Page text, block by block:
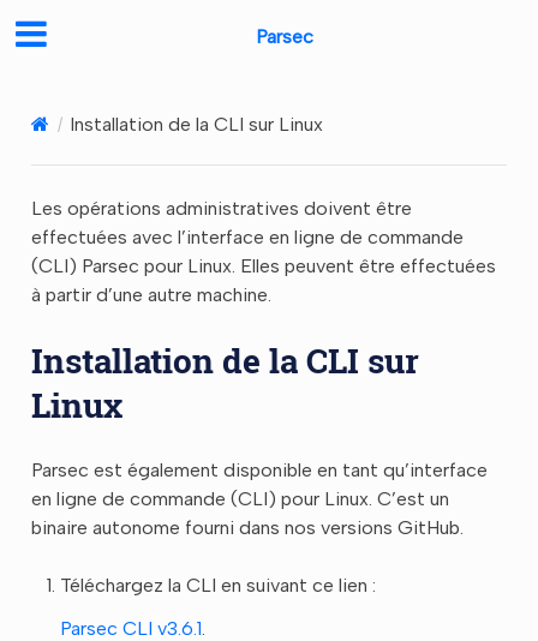
Parsec
Installation de la CLI sur Linux
Les opérations administratives doivent être
effectuées avec l’interface en ligne de commande
(CLI) Parsec pour Linux. Elles peuvent être effectuées
à partir d’une autre machine.
Installation de la CLI sur
Linux
Parsec est également disponible en tant qu’interface
en ligne de commande (CLI) pour Linux. C’est un
binaire autonome fourni dans nos versions GitHub.
Téléchargez la CLI en suivant ce lien :
Parsec CLI v3.6.1.